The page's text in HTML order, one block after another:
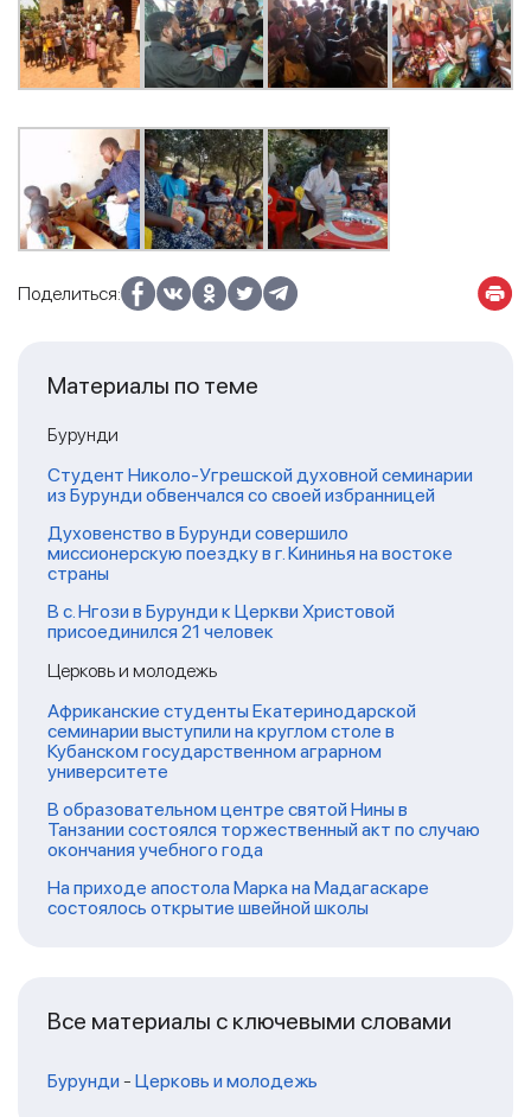
Поделиться:
Материалы по теме
Бурунди
Студент Николо-Угрешской духовной семинарии
из Бурунди обвенчался со своей избранницей
Духовенство в Бурунди совершило
миссионерскую поездку в г. Кининья на востоке
страны
В с. Нгози в Бурунди к Церкви Христовой
присоединился 21 человек
Церковь и молодежь
Африканские студенты Екатеринодарской
семинарии выступили на круглом столе в
Кубанском государственном аграрном
университете
В образовательном центре святой Нины в
Танзании состоялся торжественный акт по случаю
окончания учебного года
На приходе апостола Марка на Мадагаскаре
состоялось открытие швейной школы
Все материалы с ключевыми словами
Бурунди - Церковь и молодежь